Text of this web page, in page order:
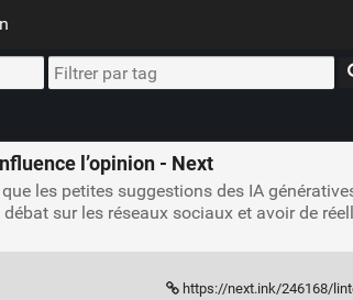
l’opinion - Next
les petites suggestions des IA
sur les réseaux sociaux et avoir de
https://next.ink/246168/